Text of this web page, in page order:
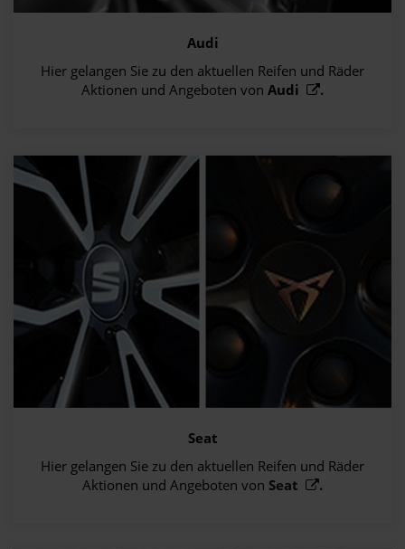
Audi
Hier gelangen Sie zu den aktuellen Reifen und Räder
Aktionen und Angeboten von Audi .
Seat
Hier gelangen Sie zu den aktuellen Reifen und Räder
Aktionen und Angeboten von Seat .